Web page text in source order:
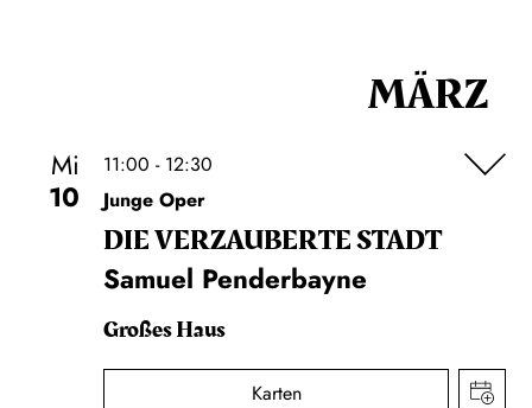
MÄRZ
Mi
10
11:00 - 12:30
Junge Oper
DIE VERZAUBERTE STADT
Samuel Penderbayne
Großes Haus
Karten